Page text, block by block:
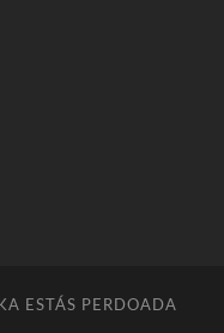
ESTÁS PERDOADA